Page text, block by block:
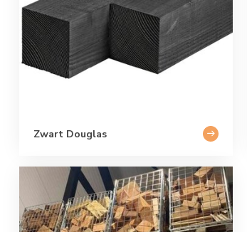
Zwart Douglas